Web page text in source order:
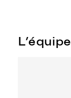
L’équipe